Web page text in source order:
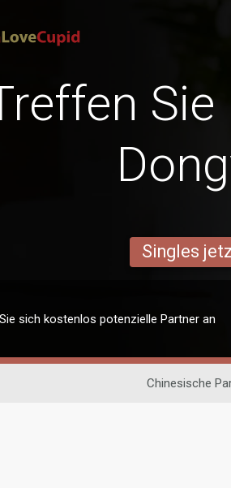
Sie
Singles
sich kostenlos potenzielle Partner an
Chinesische